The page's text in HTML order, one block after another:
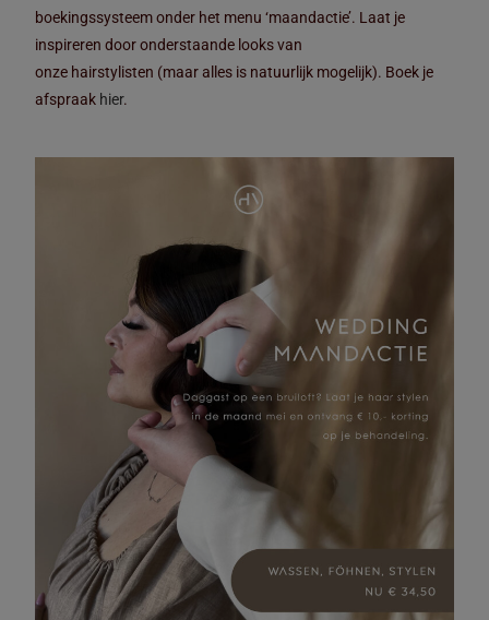
boekingssysteem onder het menu ‘maandactie’. Laat je
inspireren door onderstaande looks van
onze hairstylisten (maar alles is natuurlijk mogelijk). Boek je
afspraak hier.